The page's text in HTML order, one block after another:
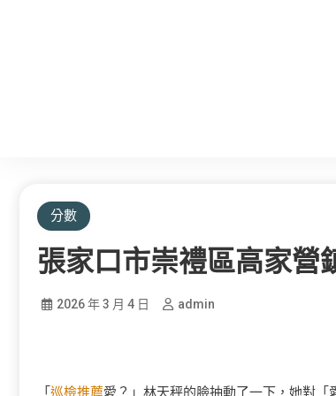
分數
張家口市崇禮區高家營
2026 年 3 月 4 日 admin
「 巡檢推薦愛？」林天秤的臉抽動了一下，她對「